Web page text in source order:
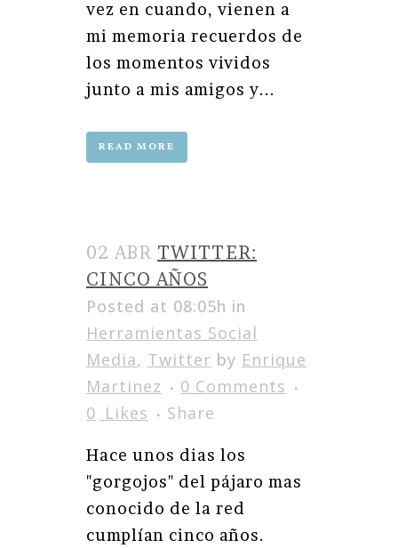
vez en cuando, vienen a
mi memoria recuerdos de
los momentos vividos
junto a mis amigos y...
READ MORE
02 ABR TWITTER:
CINCO AÑOS
Posted at 08:05h in
Herramientas Social
Media, Twitter by Enrique
Martinez
0 Comments
0 Likes Share
Hace unos dias los
"gorgojos" del pájaro mas
conocido de la red
cumplían cinco años.